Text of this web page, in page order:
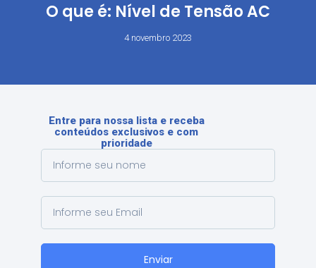
O que é: Nível de Tensão AC
4 novembro 2023
Enviar
Entre para nossa lista e receba
conteúdos exclusivos e com
prioridade